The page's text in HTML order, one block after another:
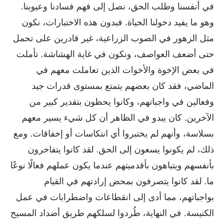
في أنفسنا وطلب الحق، نصل إلى فهم فسادنا وعيوبنا.
وهو ما يفيد دخولنا الحياة. فبدون هذه الاختبارات، نكون
مثل الزهور في الصوب الزراعية، غير قادرين على تحمل
حتى أضعف العواصف، ونكون في غاية الهشاشة. تأملت
في بعض الإخوة والأخوات الذين تعاملت معهم في
الماضي، فقد كان بعضهم يتمتع بمستوى قدرات جيد
وفعالين في واجباتهم، وكانوا يحظون بتقدير كبير من
الآخرين. كان يبدو في الظاهر أن كل شيء يسير معهم
بسلاسة، وأنهم لم يختبروا أي انتكاسات أو إخفاقات. ومع
ذلك، لم يكونوا يسعون إلى الحق. لقد كانوا يتفاخرون
بأنفسهم ويتباهون بأقدميتهم عندما يكون عملهم فعالًا نوعًا
ما. لقد كانوا يتصرفون بمحض إرادتهم في القيام
بواجباتهم، مما أدى إلى انقطاعات واضطرابات في عمل
الكنيسة. في النهاية، طُردوا لسلكهم طريق أضداد المسيح